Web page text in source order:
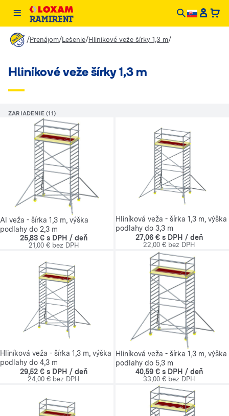
/Prenájom/Lešenie/Hliníkové veže šírky 1,3 m/
Hliníkové veže šírky 1,3 m
ZARIADENIE (11)
Al veža - šírka 1,3 m, výška
podlahy do 2,3 m
25,83 € s DPH / deň
21,00 € bez DPH
Hliníková veža - šírka 1,3 m, výška
podlahy do 3,3 m
27,06 € s DPH / deň
22,00 € bez DPH
Hliníková veža - šírka 1,3 m, výška
podlahy do 4,3 m
29,52 € s DPH / deň
24,00 € bez DPH
Hliníková veža - šírka 1,3 m, výška
podlahy do 5,3 m
40,59 € s DPH / deň
33,00 € bez DPH